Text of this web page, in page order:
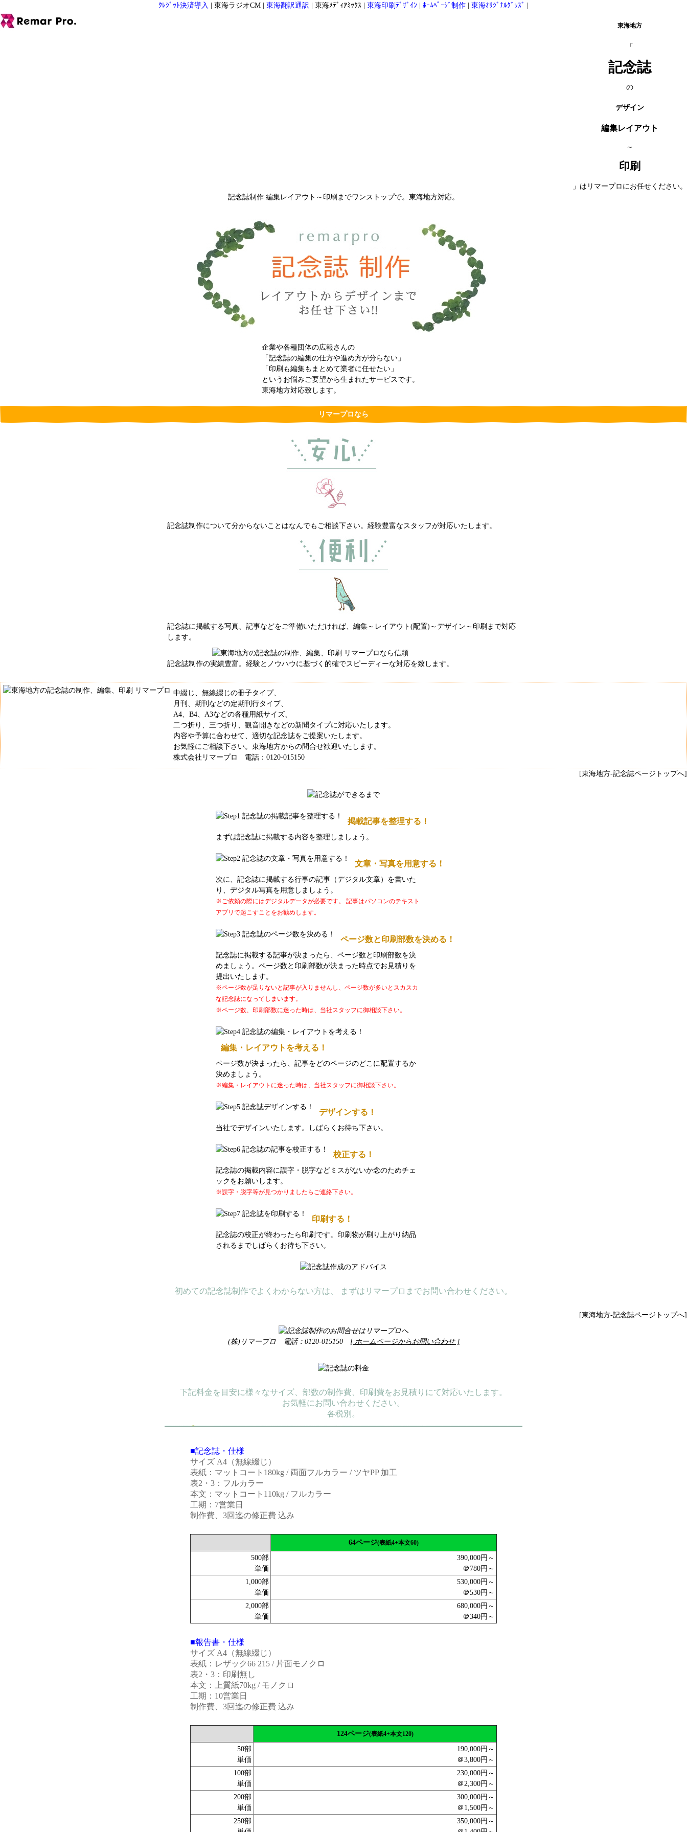
ｸﾚｼﾞｯﾄ決済導入 東海ラジオCM 東海翻訳通訳 東海ﾒﾃﾞｨｱﾐｯｸｽ 東海印刷ﾃﾞｻﾞｲﾝ ﾎｰﾑﾍﾟｰｼﾞ制作 東海ｵﾘｼﾞﾅﾙｸﾞｯｽﾞ
東海地方
「
記念誌
の
デザイン
編集レイアウト
～
印刷
」はリマープロにお任せください。
記念誌制作 編集レイアウト～印刷までワンストップで。東海地方対応。
企業や各種団体の広報さんの
「記念誌の編集の仕方や進め方が分らない」
「印刷も編集もまとめて業者に任せたい」
というお悩みご要望から生まれたサービスです。
東海地方対応致します。
リマープロなら
記念誌制作について分からないことはなんでもご相談下さい。経験豊富なスタッフが対応いたします。
記念誌に掲載する写真、記事などをご準備いただければ、編集～レイアウト(配置)～デザイン～印刷まで対応
します。
記念誌制作の実績豊富。経験とノウハウに基づく的確でスピーディーな対応を致します。
中綴じ、無線綴じの冊子タイプ、
月刊、期刊などの定期刊行タイプ、
A4、B4、A3などの各種用紙サイズ、
二つ折り、三つ折り、観音開きなどの新聞タイプに対応いたします。
内容や予算に合わせて、適切な記念誌をご提案いたします。
お気軽にご相談下さい。東海地方からの問合せ歓迎いたします。
株式会社リマープロ 電話：0120-015150
[東海地方-記念誌ページトップへ]
掲載記事を整理する！
まずは記念誌に掲載する内容を整理しましょう。
文章・写真を用意する！
次に、記念誌に掲載する行事の記事（デジタル文章）を書いた
り、デジタル写真を用意しましょう。
※ご依頼の際にはデジタルデータが必要です。 記事はパソコンのテキスト
アプリで起こすことをお勧めします。
ページ数と印刷部数を決める！
記念誌に掲載する記事が決まったら、ページ数と印刷部数を決
めましょう。ページ数と印刷部数が決まった時点でお見積りを
提出いたします。
※ページ数が足りないと記事が入りませんし、ページ数が多いとスカスカ
な記念誌になってしまいます。
※ページ数、印刷部数に迷った時は、当社スタッフに御相談下さい。
編集・レイアウトを考える！
ページ数が決まったら、記事をどのページのどこに配置するか
決めましょう。
※編集・レイアウトに迷った時は、当社スタッフに御相談下さい。
デザインする！
当社でデザインいたします。しばらくお待ち下さい。
校正する！
記念誌の掲載内容に誤字・脱字などミスがないか念のためチェ
ックをお願いします。
※誤字・脱字等が見つかりましたらご連絡下さい。
印刷する！
記念誌の校正が終わったら印刷です。印刷物が刷り上がり納品
されるまでしばらくお待ち下さい。
初めての記念誌制作でよくわからない方は、 まずはリマープロまでお問い合わせください。
[東海地方-記念誌ページトップへ]
(株)リマープロ 電話：0120-015150 [ ホームページからお問い合わせ ]
下記料金を目安に様々なサイズ、部数の制作費、印刷費をお見積りにて対応いたします。
お気軽にお問い合わせください。
各税別。
■記念誌・仕様
サイズ A4（無線綴じ）
表紙：マットコート180kg / 両面フルカラー / ツヤPP 加工
表2・3：フルカラー
本文：マットコート110kg / フルカラー
工期：7営業日
制作費、3回迄の修正費 込み
64ページ(表紙4+本文60)
500部
単価
390,000円～
＠780円～
1,000部
単価
530,000円～
＠530円～
2,000部
単価
680,000円～
＠340円～
■報告書・仕様
サイズ A4（無線綴じ）
表紙：レザック66 215 / 片面モノクロ
表2・3：印刷無し
本文：上質紙70kg / モノクロ
工期：10営業日
制作費、3回迄の修正費 込み
124ページ(表紙4+本文120)
50部
単価
190,000円～
＠3,800円～
100部
単価
230,000円～
＠2,300円～
200部
単価
300,000円～
＠1,500円～
250部
350,000円～